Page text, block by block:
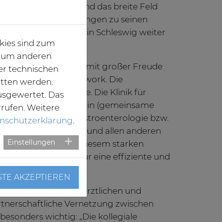
Lungenkarzinoms und das breite Feld
Infektionserkrankungen zu seinen
die er in Schleswig weiter
neuen Tätigkeit mit großer Freude
ist für mich Teamwork. Die
so der 40-Jährige. Die Klinik für
der Intensivmedizin (gemeinsame
Kliniken für Gastroenterologie bzw.
Allgemeinchirurgie und allen anderen
in diesem starken
für eine effiziente und
Qualifikation des ärztlichen und
Vernetzung zwischen
wichtig: „Die kollegiale
sind zum
anderen
technischen
werden.
Das
Weitere
Einstellungen
AKZEPTIEREN